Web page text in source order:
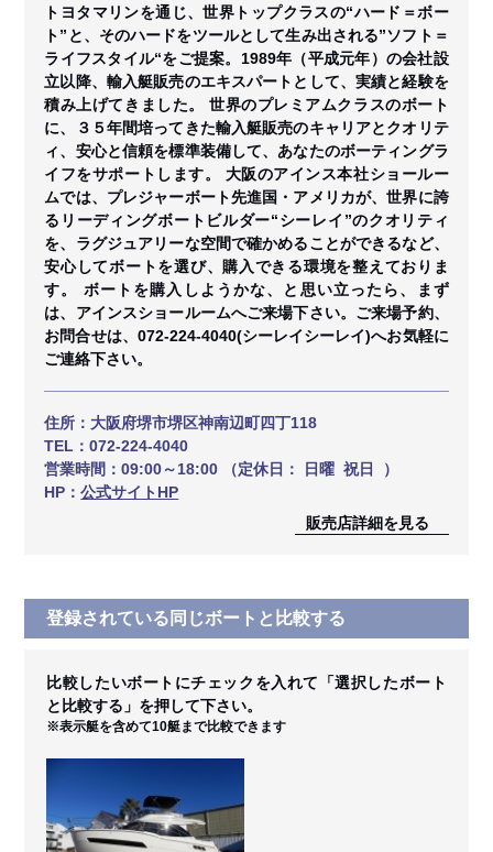
トヨタマリンを通じ、世界トップクラスの“ハード＝ボー
ト”と、そのハードをツールとして生み出される”ソフト＝
ライフスタイル“をご提案。1989年（平成元年）の会社設
立以降、輸入艇販売のエキスパートとして、実績と経験を
積み上げてきました。 世界のプレミアムクラスのボート
に、３５年間培ってきた輸入艇販売のキャリアとクオリテ
ィ、安心と信頼を標準装備して、あなたのボーティングラ
イフをサポートします。 大阪のアインス本社ショールー
ムでは、プレジャーボート先進国・アメリカが、世界に誇
るリーディングボートビルダー“シーレイ”のクオリティ
を、ラグジュアリーな空間で確かめることができるなど、
安心してボートを選び、購入できる環境を整えておりま
す。 ボートを購入しようかな、と思い立ったら、まず
は、アインスショールームへご来場下さい。ご来場予約、
お問合せは、072-224-4040(シーレイシーレイ)へお気軽に
ご連絡下さい。
住所： 大阪府堺市堺区神南辺町四丁118
TEL：072-224-4040
営業時間：09:00～18:00 （定休日： 日曜 祝日 ）
HP：公式サイトHP
販売店詳細を見る
登録されている同じボートと比較する
比較したいボートにチェックを入れて「選択したボート
と比較する」を押して下さい。
※表示艇を含めて10艇まで比較できます